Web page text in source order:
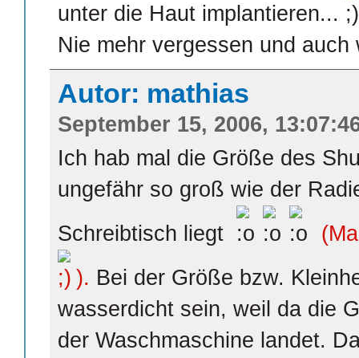
unter die Haut implantieren...
Nie mehr vergessen und
Autor: mathias
September 15, 2006,
Ich hab mal die Größe des
ungefähr so groß wie der
Schreibtisch liegt
). Bei der Größe bzw.
wasserdicht sein, weil da die
der Waschmaschine landet.